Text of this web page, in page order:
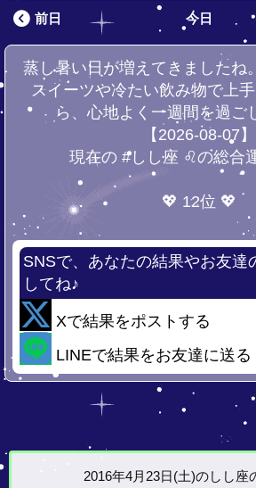
前日 今日
蒸し暑い日が増えてきましたね
スイーツや冷たい飲み物で上
ら、心地よく一週間を過ご
【2026-08-07】
現在の #しし座 ♌の総合
💖 12位 💖
SNSで、あなたの結果やお友達
してね♪
Xで結果をポストする
LINEで結果をお友達に送る
2016年4月23日(土)のしし座